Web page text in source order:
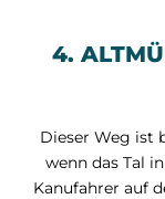
4.
Dieser Weg ist
wenn das Tal
Kanufahrer auf